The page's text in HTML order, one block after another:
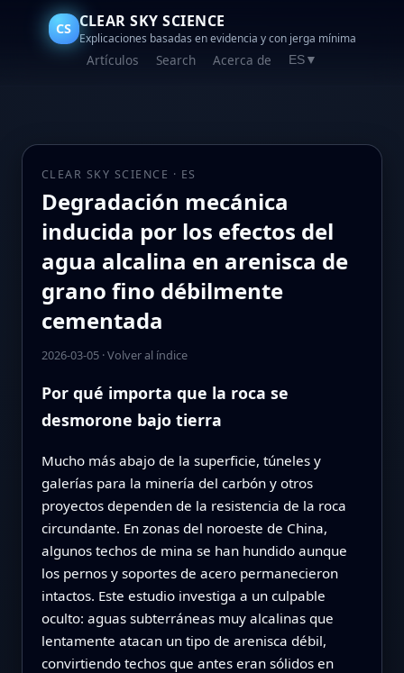
CS CLEAR SKY SCIENCE
Explicaciones basadas en evidencia y con jerga mínima
Artículos Search Acerca de ES ▼
CLEAR SKY SCIENCE · ES
Degradación mecánica
inducida por los efectos del
agua alcalina en arenisca de
grano fino débilmente
cementada
2026-03-05·Volver al índice
Por qué importa que la roca se
desmorone bajo tierra
Mucho más abajo de la superficie, túneles y
galerías para la minería del carbón y otros
proyectos dependen de la resistencia de la roca
circundante. En zonas del noroeste de China,
algunos techos de mina se han hundido aunque
los pernos y soportes de acero permanecieron
intactos. Este estudio investiga a un culpable
oculto: aguas subterráneas muy alcalinas que
lentamente atacan un tipo de arenisca débil,
convirtiendo techos que antes eran sólidos en